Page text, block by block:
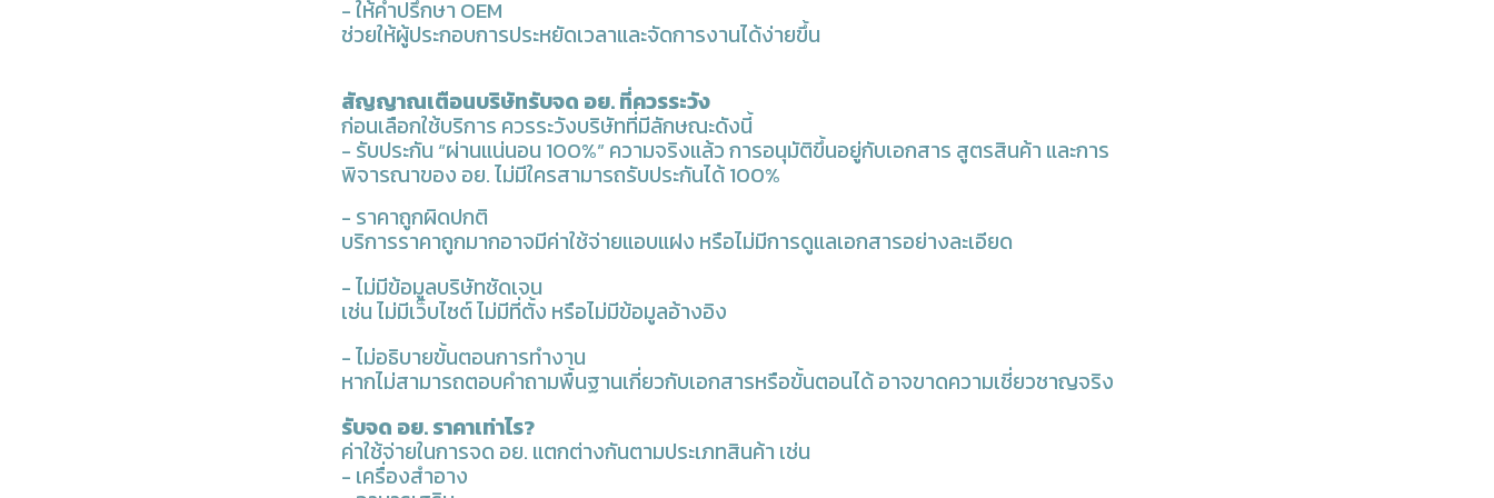
- ให้คำปรึกษา OEM
ช่วยให้ผู้ประกอบการประหยัดเวลาและจัดการงานได้ง่ายขึ้น
สัญญาณเตือนบริษัทรับจด อย. ที่ควรระวัง
ก่อนเลือกใช้บริการ ควรระวังบริษัทที่มีลักษณะดังนี้
- รับประกัน “ผ่านแน่นอน 100%” ความจริงแล้ว การอนุมัติขึ้นอยู่กับเอกสาร สูตรสินค้า และการ
พิจารณาของ อย. ไม่มีใครสามารถรับประกันได้ 100%
- ราคาถูกผิดปกติ
บริการราคาถูกมากอาจมีค่าใช้จ่ายแอบแฝง หรือไม่มีการดูแลเอกสารอย่างละเอียด
- ไม่มีข้อมูลบริษัทชัดเจน
เช่น ไม่มีเว็บไซต์ ไม่มีที่ตั้ง หรือไม่มีข้อมูลอ้างอิง
- ไม่อธิบายขั้นตอนการทำงาน
หากไม่สามารถตอบคำถามพื้นฐานเกี่ยวกับเอกสารหรือขั้นตอนได้ อาจขาดความเชี่ยวชาญจริง
รับจด อย. ราคาเท่าไร?
ค่าใช้จ่ายในการจด อย. แตกต่างกันตามประเภทสินค้า เช่น
- เครื่องสำอาง